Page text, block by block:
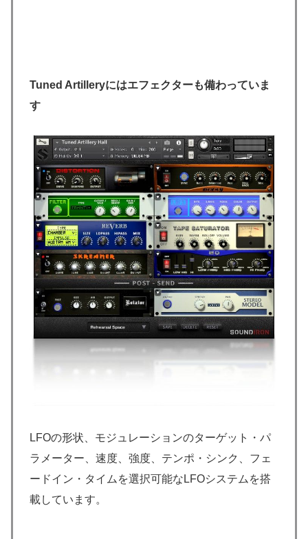
Tuned Artilleryにはエフェクターも備わっていま
す
LFOの形状、モジュレーションのターゲット・パ
ラメーター、速度、強度、テンポ・シンク、フェ
ードイン・タイムを選択可能なLFOシステムを搭
載しています。